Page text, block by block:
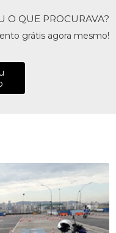
O QUE PROCURAVA?
grátis agora mesmo!